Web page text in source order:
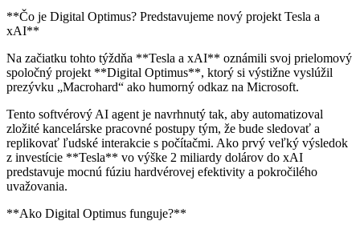
**Čo je Digital Optimus? Predstavujeme nový projekt Tesla a
xAI**
Na začiatku tohto týždňa **Tesla a xAI** oznámili svoj prielomový
spoločný projekt **Digital Optimus**, ktorý si výstižne vyslúžil
prezývku „Macrohard“ ako humorný odkaz na Microsoft.
Tento softvérový AI agent je navrhnutý tak, aby automatizoval
zložité kancelárske pracovné postupy tým, že bude sledovať a
replikovať ľudské interakcie s počítačmi. Ako prvý veľký výsledok
z investície **Tesla** vo výške 2 miliardy dolárov do xAI
predstavuje mocnú fúziu hardvérovej efektivity a pokročilého
uvažovania.
**Ako Digital Optimus funguje?**